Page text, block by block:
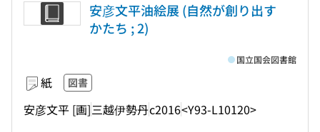
安彦文平油絵展 (自然が創り出す
かたち ; 2)
紙 図書
安彦文平 [画]三越伊勢丹c2016<Y93-L10120>
国立国会図書館